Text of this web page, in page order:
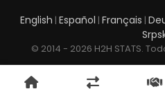
English | Español | Français |
© 2014 - 2026 H2H STATS.